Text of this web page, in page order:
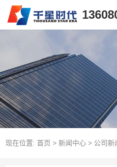
现在位置: 首页 > 新闻中心> 公司新